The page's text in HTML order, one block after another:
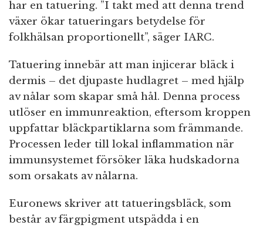
har en tatuering. ”I takt med att denna trend
växer ökar tatueringars betydelse för
folkhälsan proportionellt”, säger IARC.
Tatuering innebär att man injicerar bläck i
dermis – det djupaste hudlagret – med hjälp
av nålar som skapar små hål. Denna process
utlöser en immunreaktion, eftersom kroppen
uppfattar bläckpartiklarna som främmande.
Processen leder till lokal inflammation när
immunsystemet försöker läka hudskadorna
som orsakats av nålarna.
Euronews skriver att tatueringsbläck, som
består av färgpigment utspädda i en